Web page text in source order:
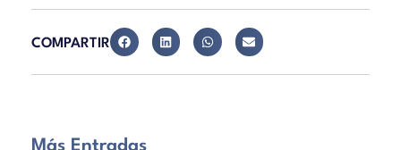
COMPARTIR
Más Entradas